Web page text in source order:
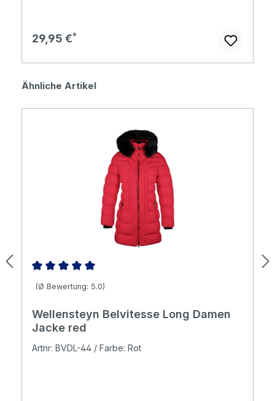
Regulärer Preis:
29,95 €
Produktgalerie überspringen
Ähnliche Artikel
Durchschnittliche Bewertung von 5 von 5 Sternen
(Ø Bewertung: 5.0)
Wellensteyn Belvitesse Long Damen
Jacke red
Artnr: BVDL-44 / Farbe: Rot